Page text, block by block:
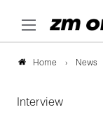
Home News
Interview